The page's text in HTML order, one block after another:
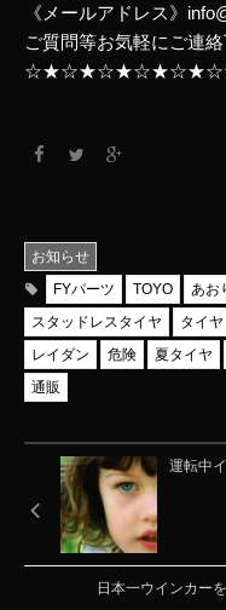
《メールアドレス》
ご質問等お気軽にご連
お知らせ
FYパーツ
TOYO あお
スタッドレスタイヤ
タイヤ
レイダン
危険 夏タイヤ
通販
運転中
日本一ウインカー